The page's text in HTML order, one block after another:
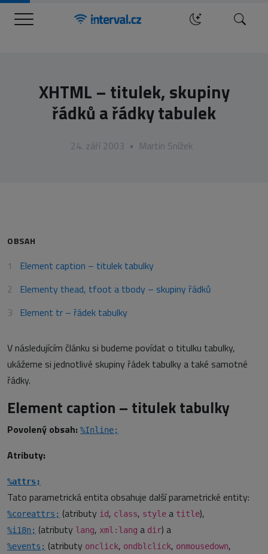
Menu Hledat
XHTML – titulek, skupiny
řádků a řádky tabulek
24. září 2003 • Martin Snížek
OBSAH
Element caption – titulek tabulky
Elementy thead, tfoot a tbody – skupiny řádků
Element tr – řádek tabulky
V následujícím článku si budeme povídat o titulku tabulky,
ukážeme si jednotlivé skupiny řádek tabulky a také samotné
řádky.
Element caption – titulek tabulky
Povolený obsah: %Inline;
Atributy:
%attrs;
Tato parametrická entita obsahuje další parametrické entity:
%coreattrs; (atributy id, class, style a title),
%i18n; (atributy lang, xml:lang a dir) a
%events; (atributy onclick, ondblclick, onmousedown,